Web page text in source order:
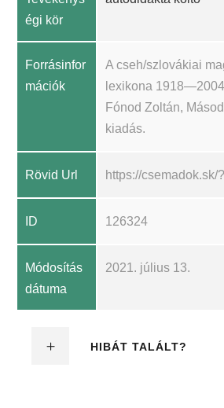
égi kör
Forrásinfor
mációk
A cseh/szlovákiai
lexikona
Fónod Zoltán,
kiadás.
Rövid Url https://csemadok.sk/
ID 126324
Módosítás
dátuma
2021. július 13.
HIBÁT TALÁLT?